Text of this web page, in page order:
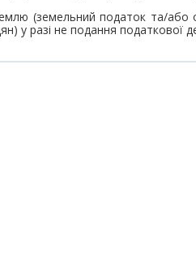
(земельний податок та/
у разі не подання податкової